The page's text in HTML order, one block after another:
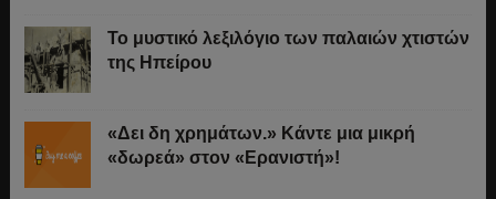
Το μυστικό λεξιλόγιο των παλαιών χτιστών
της Ηπείρου
«Δει δη χρημάτων.» Κάντε μια μικρή
«δωρεά» στον «Ερανιστή»!